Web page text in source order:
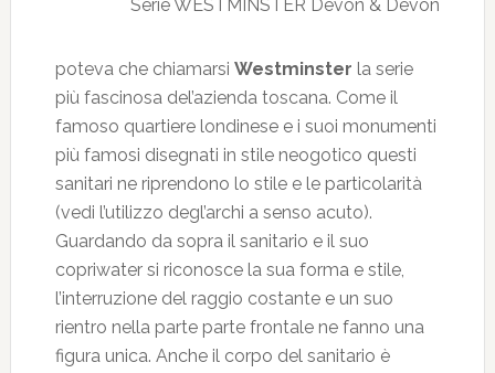
Serie WESTMINSTER Devon & Devon
poteva che chiamarsi Westminster la serie
più fascinosa del’azienda toscana. Come il
famoso quartiere londinese e i suoi monumenti
più famosi disegnati in stile neogotico questi
sanitari ne riprendono lo stile e le particolarità
(vedi l’utilizzo degl’archi a senso acuto).
Guardando da sopra il sanitario e il suo
copriwater si riconosce la sua forma e stile,
l’interruzione del raggio costante e un suo
rientro nella parte parte frontale ne fanno una
figura unica. Anche il corpo del sanitario è